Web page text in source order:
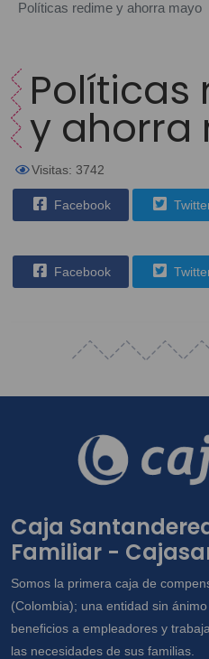
Políticas redime y ahorra mayo
Políticas
y ahorra
Visitas: 3742
Facebook
Facebook
Caja
Familiar -
Somos la primera caja de
(Colombia); una entidad sin
beneficios a empleadores y
las necesidades de sus familias.